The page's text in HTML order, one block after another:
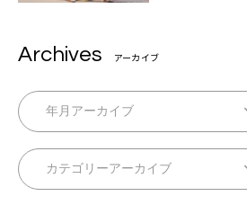
Archives アーカイブ